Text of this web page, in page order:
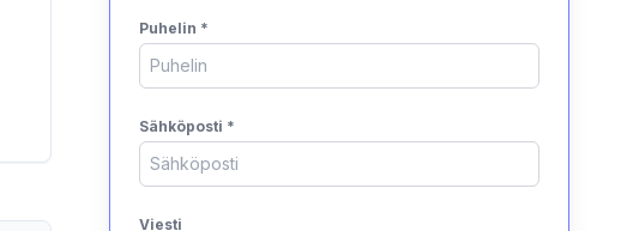
Puhelin *
Sähköposti *
Viesti